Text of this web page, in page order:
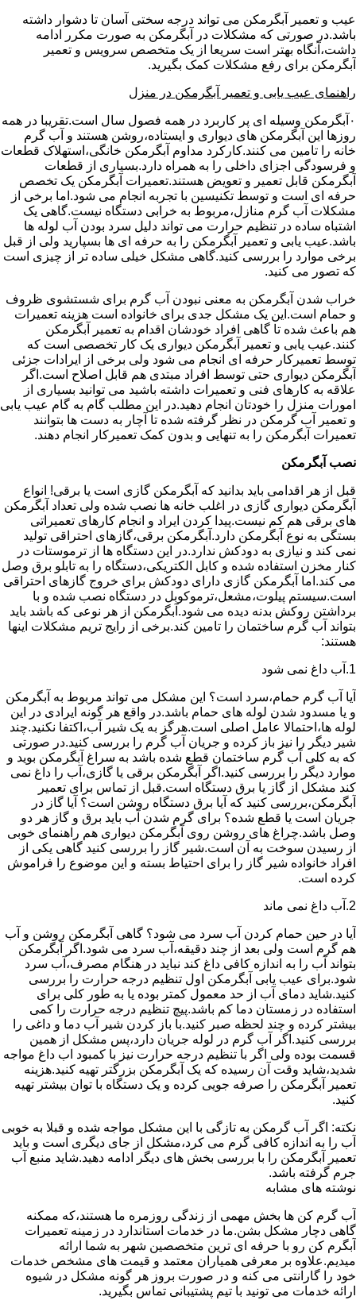
عیب و تعمیر آبگرمکن می تواند درجه سختی آسان تا دشوار داشته
باشد.در صورتی که مشکلات در آبگرمکن به صورت مکرر ادامه
داشت،آنگاه بهتر است سریعا از یک متخصص سرویس و تعمیر
آبگرمکن برای رفع مشکلات کمک بگیرید.
راهنمای عیب یابی و تعمیر آبگرمکن در منزل
۰آبگرمکن وسیله ای پر کاربرد در همه فصول سال است.تقریبا در همه
روزها این آبگرمکن های دیواری و ایستاده،روشن هستند و آب گرم
خانه را تامین می کنند.کارکرد مداوم آبگرمکن خانگی،استهلاک قطعات
و فرسودگی اجزای داخلی را به همراه دارد.بسیاری از قطعات
آبگرمکن قابل تعمیر و تعویض هستند.تعمیرات آبگرمکن یک تخصص
حرفه ای است و توسط تکنیسین با تجربه انجام می شود.اما برخی از
مشکلات آب گرم منازل،مربوط به خرابی دستگاه نیست.گاهی یک
اشتباه ساده در تنظیم حرارت می تواند دلیل سرد بودن آب لوله ها
باشد.عیب یابی و تعمیر آبگرمکن را به حرفه ای ها بسپارید ولی از قبل
برخی موارد را بررسی کنید.گاهی مشکل خیلی ساده تر از چیزی است
که تصور می کنید.
خراب شدن آبگرمکن به معنی نبودن آب گرم برای شستشوی ظروف
و حمام است.این یک مشکل جدی برای خانواده است هزینه تعمیرات
هم باعث شده تا گاهی افراد خودشان اقدام به تعمیر آبگرمکن
کنند.عیب یابی و تعمیر آبگرمکن دیواری یک کار تخصصی است که
توسط تعمیرکار حرفه ای انجام می شود ولی برخی از ایرادات جزئی
آبگرمکن دیواری حتی توسط افراد مبتدی هم قابل اصلاح است.اگر
علاقه به کارهای فنی و تعمیرات داشته باشید می توانید بسیاری از
امورات منزل را خودتان انجام دهید.در این مطلب گام به گام عیب یابی
و تعمیر آب گرمکن در نظر گرفته شده تا آچار به دست ها بتوانند
تعمیرات آبگرمکن را به تنهایی و بدون کمک تعمیرکار انجام دهند.
نصب آبگرمکن
قبل از هر اقدامی باید بدانید که آبگرمکن گازی است یا برقی! انواع
آبگرمکن دیواری گازی در اغلب خانه ها نصب شده ولی تعداد آبگرمکن
های برقی هم کم نیست.پیدا کردن ایراد و انجام کارهای تعمیراتی
بستگی به نوع آبگرمکن دارد.آبگرمکن برقی،گازهای احتراقی تولید
نمی کند و نیازی به دودکش ندارد.در این دستگاه ها از ترموستات در
کنار مخزن استفاده شده و کابل الکتریکی،دستگاه را به تابلو برق وصل
می کند.اما آبگرمکن گازی دارای دودکش برای خروج گازهای احتراقی
است.سیستم پیلوت،مشعل،ترموکوبل در دستگاه نصب شده و با
برداشتن روکش بدنه دیده می شود.آبگرمکن از هر نوعی که باشد باید
بتواند آب گرم ساختمان را تامین کند.برخی از رایج تریم مشکلات اینها
هستند:
1.آب داغ نمی شود
آیا آب گرم حمام،سرد است؟ این مشکل می تواند مربوط به آبگرمکن
و یا مسدود شدن لوله های حمام باشد.در واقع هر گونه ایرادی در این
لوله ها،احتمالا عامل اصلی است.هرگز به یک شیر آب،اکتفا نکنید.چند
شیر دیگر را نیز باز کرده و جریان آب گرم را بررسی کنید.در صورتی
که به کلی آب گرم ساختمان قطع شده باشد به سراغ آبگرمکن بوید و
موارد دیگر را بررسی کنید.اگر آبگرمکن برقی یا گازی،آب را داغ نمی
کند مشکل از گاز یا برق دستگاه است.قبل از تماس برای تعمیر
آبگرمکن،بررسی کنید که آیا برق دستگاه روشن است؟ آیا گاز در
جریان است یا قطع شده؟ برای گرم شدن آب باید برق و گاز هر دو
وصل باشد.چراغ های روشن روی آبگرمکن دیواری هم راهنمای خوبی
از رسیدن سوخت به آن است.شیر گاز را بررسی کنید گاهی یکی از
افراد خانواده شیر گاز را برای احتیاط بسته و این موضوع را فراموش
کرده است.
2.آب داغ نمی ماند
آیا در حین حمام کردن آب سرد می شود؟ گاهی آبگرمکن روشن و آب
هم گرم است ولی بعد از چند دقیقه،آب سرد می شود.اگر آبگرمکن
بتواند آب را به اندازه کافی داغ کند نباید در هنگام مصرف،آب سرد
شود.برای عیب یابی آبگرمکن اول تنظیم درجه حرارت را بررسی
کنید.شاید دمای آب از حد معمول کمتر بوده یا به طور کلی برای
استفاده در زمستان دما کم باشد.پیچ تنظیم درجه حرارت را کمی
بیشتر کرده و چند لحظه صبر کنید.با باز کردن شیر آب دما و داغی را
بررسی کنید.اگر آب گرم در لوله جریان دارد،پس مشکل از همین
قسمت بوده ولی اگر با تنظیم درجه حرارت نیز با کمبود اب داغ مواجه
شدید،شاید وقت آن رسیده که یک آبگرمکن بزرگتر تهیه کنید.هزینه
تعمیر آبگرمکن را صرفه جویی کرده و یک دستگاه با توان بیشتر تهیه
کنید.
نکته: اگر آب گرمکن به تازگی با این مشکل مواجه شده و قبلا به خوبی
آب را به اندازه کافی گرم می کرد،مشکل از جای دیگری است و باید
تعمیر آبگرمکن را با بررسی بخش های دیگر ادامه دهید.شاید منبع آب
جرم گرفته باشد.
نوشته های مشابه
آب گرم کن ها بخش مهمی از زندگی روزمره ما هستند،که ممکنه
گاهی دچار مشکل بشن.ما در خدمات استاندارد در زمینه تعمیرات
آبگرم کن رو با حرفه ای ترین متخصصین شهر به شما ارائه
میدیم.علاوه بر معرفی همیاران معتمد و قیمت های مشخص خدمات
خود را گارانتی می کنه و در صورت بروز هر گونه مشکل در شیوه
ارائه خدمات می تونید با تیم پشتیبانی تماس بگیرید.